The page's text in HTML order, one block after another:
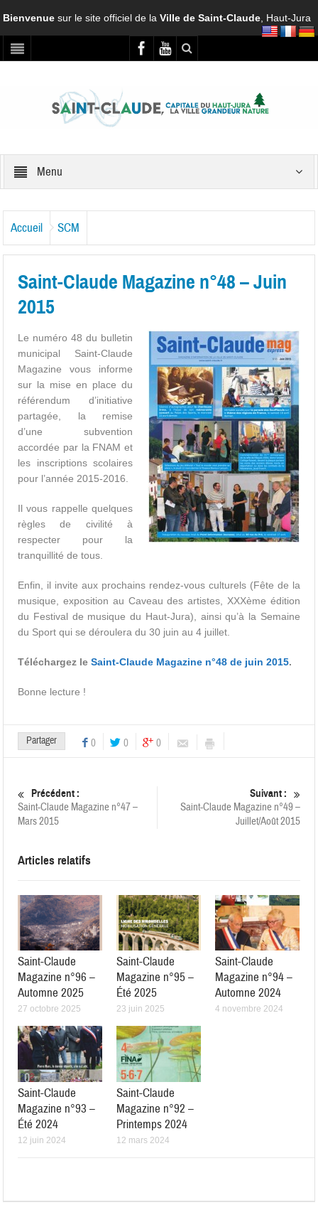
Bienvenuesur le site officiel de laVille de Saint-Claude , Haut-Jura
Menu
Accueil SCM
Saint-Claude Magazine n°48 – Juin
2015
Le numéro 48 du bulletin
municipal Saint-Claude
Magazine vous informe
sur la mise en place du
référendum d’initiative
partagée, la remise
d’une subvention
accordée par la FNAM et
les inscriptions scolaires
pour l’année 2015-2016.
Il vous rappelle quelques
règles de civilité à
respecter pour la
tranquillité de tous.
Enfin, il invite aux prochains rendez-vous culturels (Fête de la
musique, exposition au Caveau des artistes, XXXème édition
du Festival de musique du Haut-Jura), ainsi qu’à la Semaine
du Sport qui se déroulera du 30 juin au 4 juillet.
Téléchargez leSaint-Claude Magazine n°48 de juin 2015.
Bonne lecture !
Partager 0 0 0
Précédent :
Saint-Claude Magazine n°47 –
Mars 2015
Suivant :
Saint-Claude Magazine n°49 –
Juillet/Août 2015
Articles relatifs
Saint-Claude
Magazine n°96 –
Automne 2025
27 octobre 2025
Saint-Claude
Magazine n°95 –
Été 2025
23 juin 2025
Saint-Claude
Magazine n°94 –
Automne 2024
4 novembre 2024
Saint-Claude
Magazine n°93 –
Été 2024
12 juin 2024
Saint-Claude
Magazine n°92 –
Printemps 2024
12 mars 2024